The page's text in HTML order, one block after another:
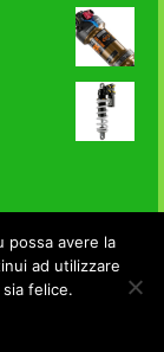
di Vendita
possa avere la
ad utilizzare
felice.